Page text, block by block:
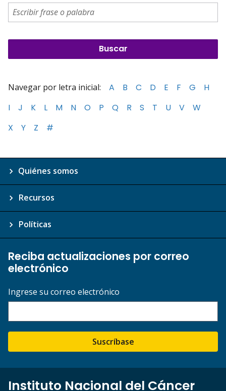
Navegar por letra inicial: A B C D E F G
H
I
J K L M N O P Q R S T U V
W
X
Y Z #
Quiénes somos
Recursos
Políticas
Reciba actualizaciones por correo
electrónico
Ingrese su correo electrónico
Suscríbase
Instituto Nacional del Cáncer